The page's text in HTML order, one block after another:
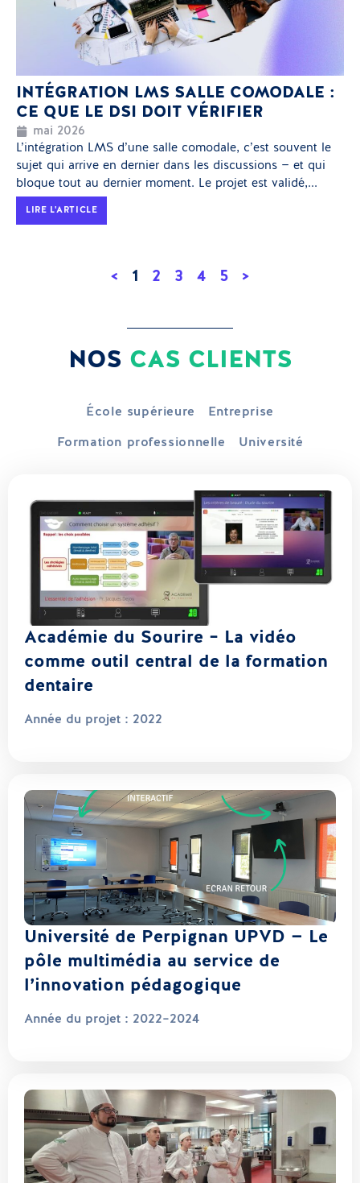
INTÉGRATION LMS SALLE COMODALE :
CE QUE LE DSI DOIT VÉRIFIER
mai 2026
L’intégration LMS d’une salle comodale, c’est souvent le
sujet qui arrive en dernier dans les discussions — et qui
bloque tout au dernier moment. Le projet est validé,...
LIRE L'ARTICLE
< 1 2 3 4 5 >
NOS CAS CLIENTS
École supérieure Entreprise
Formation professionnelle Université
Académie du Sourire – La vidéo
comme outil central de la formation
dentaire
Année du projet : 2022
Université de Perpignan UPVD — Le
pôle multimédia au service de
l’innovation pédagogique
Année du projet : 2022–2024